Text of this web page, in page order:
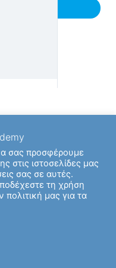
σας προσφέρουμε
στις ιστοσελίδες μας
σας σε αυτές.
τη χρήση
μας για τα